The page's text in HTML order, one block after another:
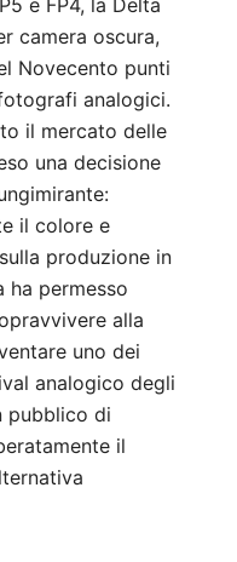
camera oscura,
Novecento punti
analogici.
il mercato delle
una decisione
il colore e
produzione in
ha permesso
alla
uno dei
analogico degli
pubblico di
il